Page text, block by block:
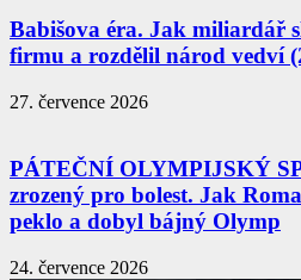
Babišova éra. Jak miliardář
firmu a rozdělil národ vedví
27. července 2026
PÁTEČNÍ OLYMPIJSKÝ
zrozený pro bolest. Jak
peklo a dobyl bájný Olymp
24. července 2026